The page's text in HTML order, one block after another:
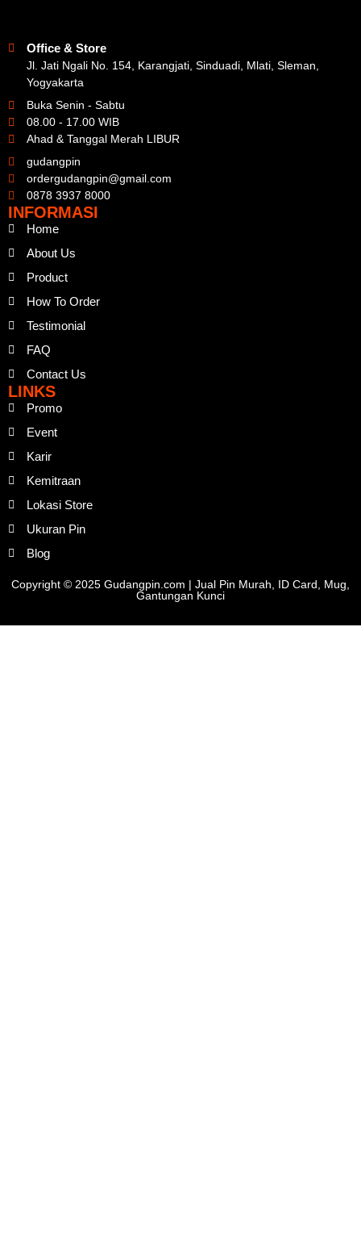
Office & Store
Jl. Jati Ngali No. 154, Karangjati, Sinduadi, Mlati, Sleman,
Yogyakarta
Buka Senin - Sabtu
08.00 - 17.00 WIB
Ahad & Tanggal Merah LIBUR
gudangpin
ordergudangpin@gmail.com
0878 3937 8000
INFORMASI
Home
About Us
Product
How To Order
Testimonial
FAQ
Contact Us
LINKS
Promo
Event
Karir
Kemitraan
Lokasi Store
Ukuran Pin
Blog
Copyright © 2025 Gudangpin.com | Jual Pin Murah, ID Card, Mug,
Gantungan Kunci